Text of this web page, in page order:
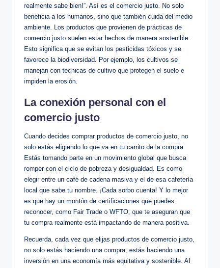
realmente sabe bien!”. Así es el comercio justo. No solo
beneficia a los humanos, sino que también cuida del medio
ambiente. Los productos que provienen de prácticas de
comercio justo suelen estar hechos de manera sostenible.
Esto significa que se evitan los pesticidas tóxicos y se
favorece la biodiversidad. Por ejemplo, los cultivos se
manejan con técnicas de cultivo que protegen el suelo e
impiden la erosión.
La conexión personal con el
comercio justo
Cuando decides comprar productos de comercio justo, no
solo estás eligiendo lo que va en tu carrito de la compra.
Estás tomando parte en un movimiento global que busca
romper con el ciclo de pobreza y desigualdad. Es como
elegir entre un café de cadena masiva y el de esa cafetería
local que sabe tu nombre. ¡Cada sorbo cuenta! Y lo mejor
es que hay un montón de certificaciones que puedes
reconocer, como Fair Trade o WFTO, que te aseguran que
tu compra realmente está impactando de manera positiva.
Recuerda, cada vez que elijas productos de comercio justo,
no solo estás haciendo una compra; estás haciendo una
inversión en una economía más equitativa y sostenible. Al